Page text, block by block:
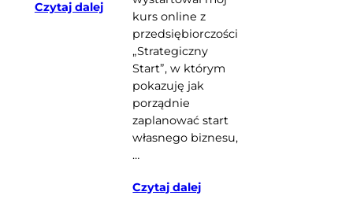
Czytaj dalej
kurs online z
przedsiębiorczości
„Strategiczny
Start”, w którym
pokazuję jak
porządnie
zaplanować start
własnego biznesu,
…
Czytaj dalej